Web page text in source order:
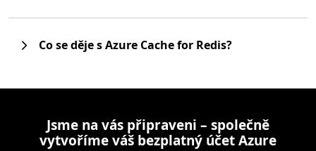
Co se děje s Azure Cache for Redis?
Jsme na vás připraveni – společně
vytvoříme váš bezplatný účet Azure